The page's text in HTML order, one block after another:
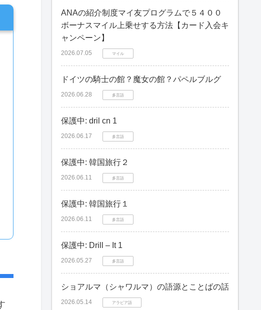
ANAの紹介制度マイ友プログラムで５４００
ボーナスマイル上乗せする方法【カード入会キ
ャンペーン】
2026.07.05 マイル
ドイツの騎士の館？魔女の館？パペルブルグ
2026.06.28 多言語
保護中: dril cn 1
2026.06.17 多言語
保護中: 韓国旅行２
2026.06.11 多言語
保護中: 韓国旅行１
2026.06.11 多言語
保護中: Drill – It 1
2026.05.27 多言語
ショアルマ（シャワルマ）の語源とことばの話
2026.05.14 アラビア語